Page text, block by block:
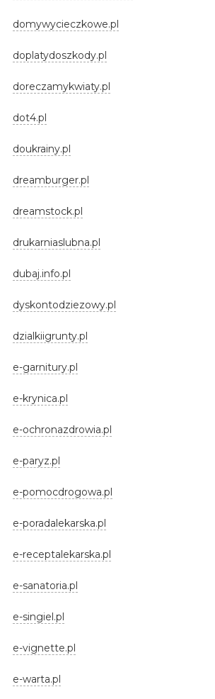
domywycieczkowe.pl
doplatydoszkody.pl
doreczamykwiaty.pl
dot4.pl
doukrainy.pl
dreamburger.pl
dreamstock.pl
drukarniaslubna.pl
dubaj.info.pl
dyskontodziezowy.pl
dzialkiigrunty.pl
e-garnitury.pl
e-krynica.pl
e-ochronazdrowia.pl
e-paryz.pl
e-pomocdrogowa.pl
e-poradalekarska.pl
e-receptalekarska.pl
e-sanatoria.pl
e-singiel.pl
e-vignette.pl
e-warta.pl